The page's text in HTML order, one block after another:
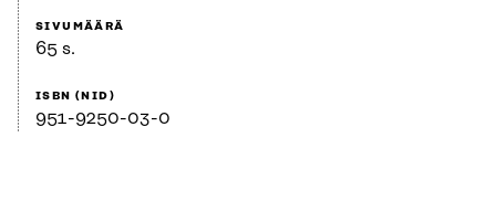
SIVUMÄÄRÄ
65 s.
ISBN (NID)
951-9250-03-0